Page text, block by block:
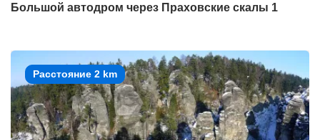
Большой автодром через Праховские скалы 1
Расстояние 2 km